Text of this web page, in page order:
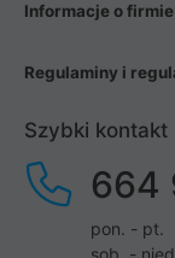
Informacje o firmie
Regulaminy i
Szybki kontakt
664
pon. - pt.
sob. -